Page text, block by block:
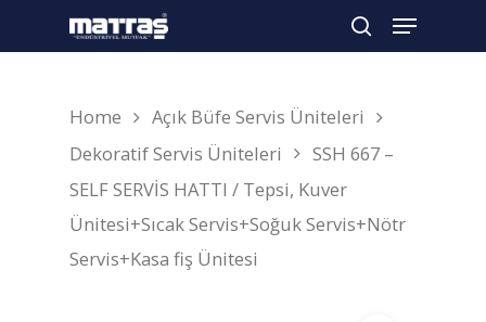
Arama yapmak için enter'a basın
Home
Açık Büfe Servis Üniteleri
Dekoratif Servis Üniteleri
SSH 667 –
SELF SERVİS HATTI / Tepsi, Kuver
Ünitesi+Sıcak Servis+Soğuk Servis+Nötr
Servis+Kasa fiş Ünitesi